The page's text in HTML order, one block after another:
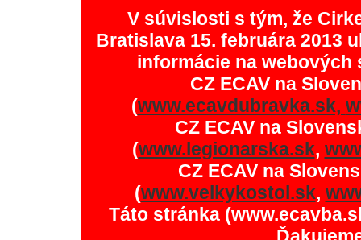
V súvislosti s tým, že
Bratislava 15. februára 2013
informácie na
CZ ECAV na
(www.ecavdubravka.sk,
CZ ECAV na
(www.legionarska.sk,
CZ ECAV na
(www.velkykostol.sk,
Táto stránka